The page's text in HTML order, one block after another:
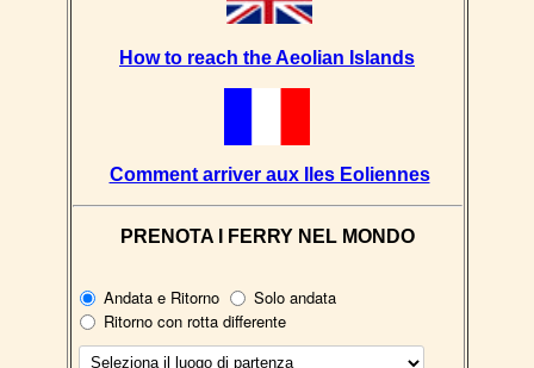
How to reach the Aeolian Islands
Comment arriver aux Iles Eoliennes
PRENOTA I FERRY NEL MONDO